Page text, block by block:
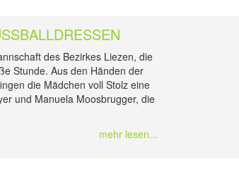
des Bezirkes Liezen, die
Stunde. Aus den Händen der
die Mädchen voll Stolz eine
und Manuela Moosbrugger, die
mehr lesen...